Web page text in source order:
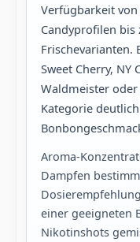
Verfügbarkeit
Candyprofilen bis
Frischevarianten.
Sweet Cherry, NY
Waldmeister oder
Kategorie
Aroma-
Dampfen
einer geeigneten
Nikotinshots